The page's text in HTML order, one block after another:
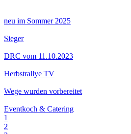
neu im Sommer 2025
Sieger
DRC vom 11.10.2023
Herbstrallye TV
Wege wurden vorbereitet
Eventkoch & Catering
1
2